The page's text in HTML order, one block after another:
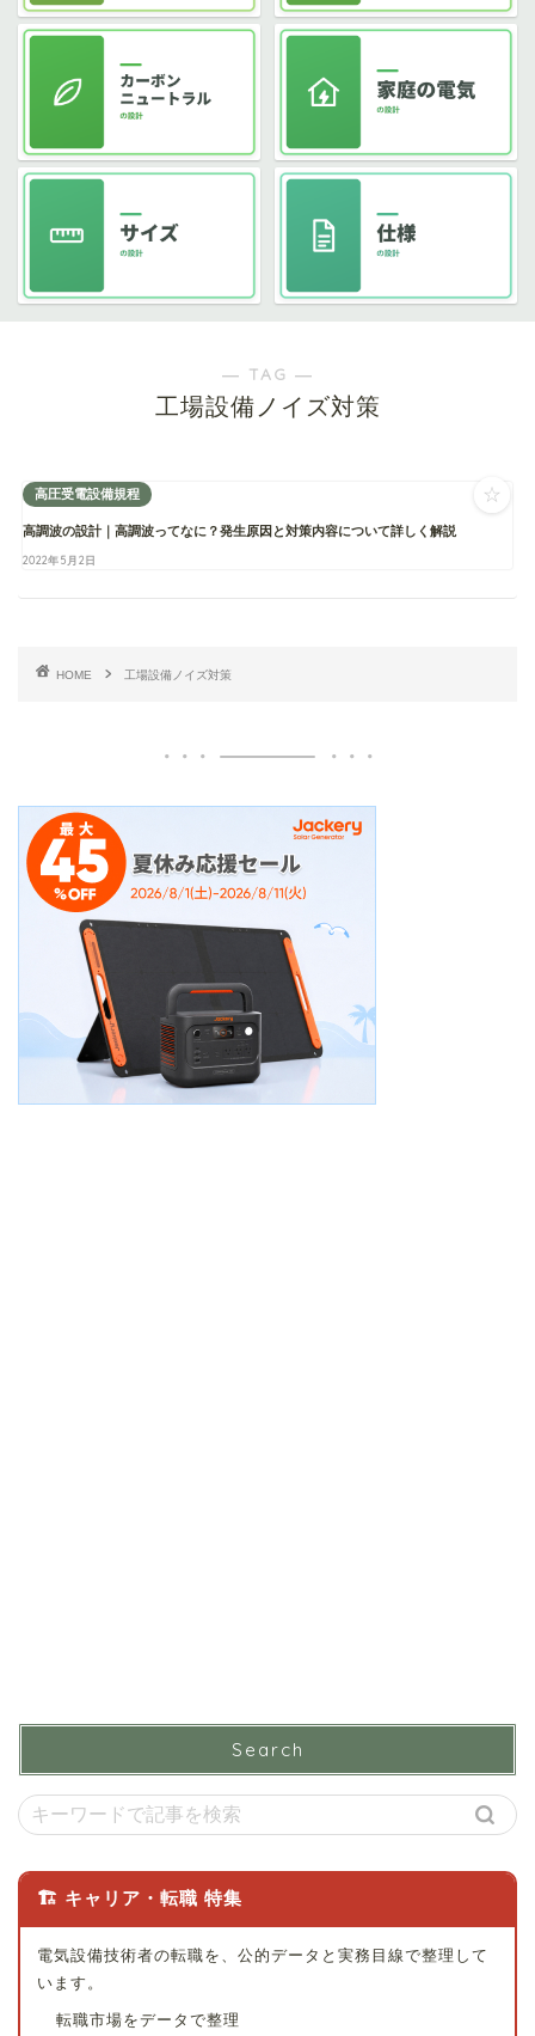
― TAG ―
工場設備ノイズ対策
高圧受電設備規程
高調波の設計｜高調波ってなに？発生原因と対策内容について詳しく解説
2022年5月2日
☆
HOME 工場設備ノイズ対策
Search
🏗 キャリア・転職 特集
電気設備技術者の転職を、公的データと実務目線で整理して
います。
転職市場をデータで整理